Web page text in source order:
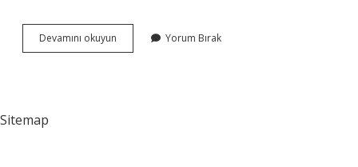
Devamını okuyun
Nedir
Yorum Bırak
Sitemap